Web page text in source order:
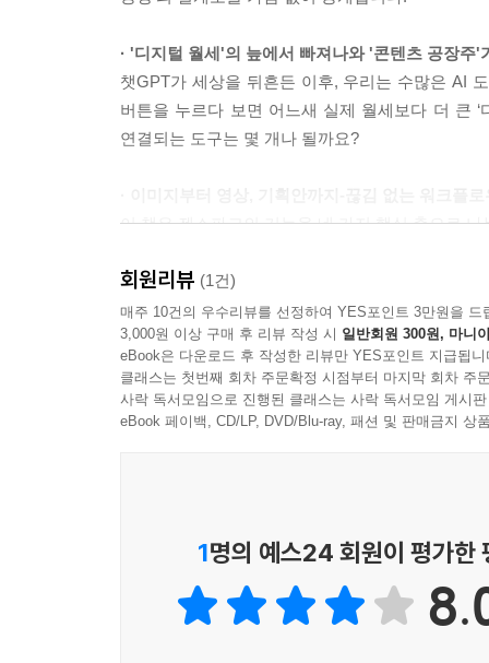
· '디지털 월세'의 늪에서 빠져나와 '콘텐츠 공장주'
챗GPT가 세상을 뒤흔든 이후, 우리는 수많은 AI
버튼을 누르다 보면 어느새 실제 월세보다 더 큰
연결되는 도구는 몇 개나 될까요?
이 책은 젠스파크의 기능을 네 가지 핵심 축으로 나
동영상: 텍스트와 이미지를 살아 움직이는 영상으
문서 및 기획: 제안서와 대본 작성을 자동화하는 효
디자인: 썸네일과 배너로 콘텐츠를 완성하는 마무
· 이제는 '기술'이 아니라 '흐름'이 경쟁력이다
AI 시대에 진짜 실력은 모든 툴을 아는 것이 아니
회원리뷰 (1건)
매주 10건의 우수리뷰를 선정하여 YES포인트 3만원을 드
3,000원 이상 구매 후 리뷰 작성 시 일반회원 300원, 마니
eBook은 다운로드 후 작성한 리뷰만 YES포인트 지급됩니
클래스는 첫번째 회차 주문확정 시점부터 마지막 회차 주
사락 독서모임으로 진행된 클래스는 사락 독서모임 게시
eBook 페이백, CD/LP, DVD/Blu-ray, 패션 및 판매금지 상
1명의 예스24 회원이 평가한